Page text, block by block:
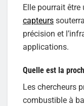
Elle pourrait
capteurs
précision et
applications.
Quelle est la
Les chercheurs
combustible à